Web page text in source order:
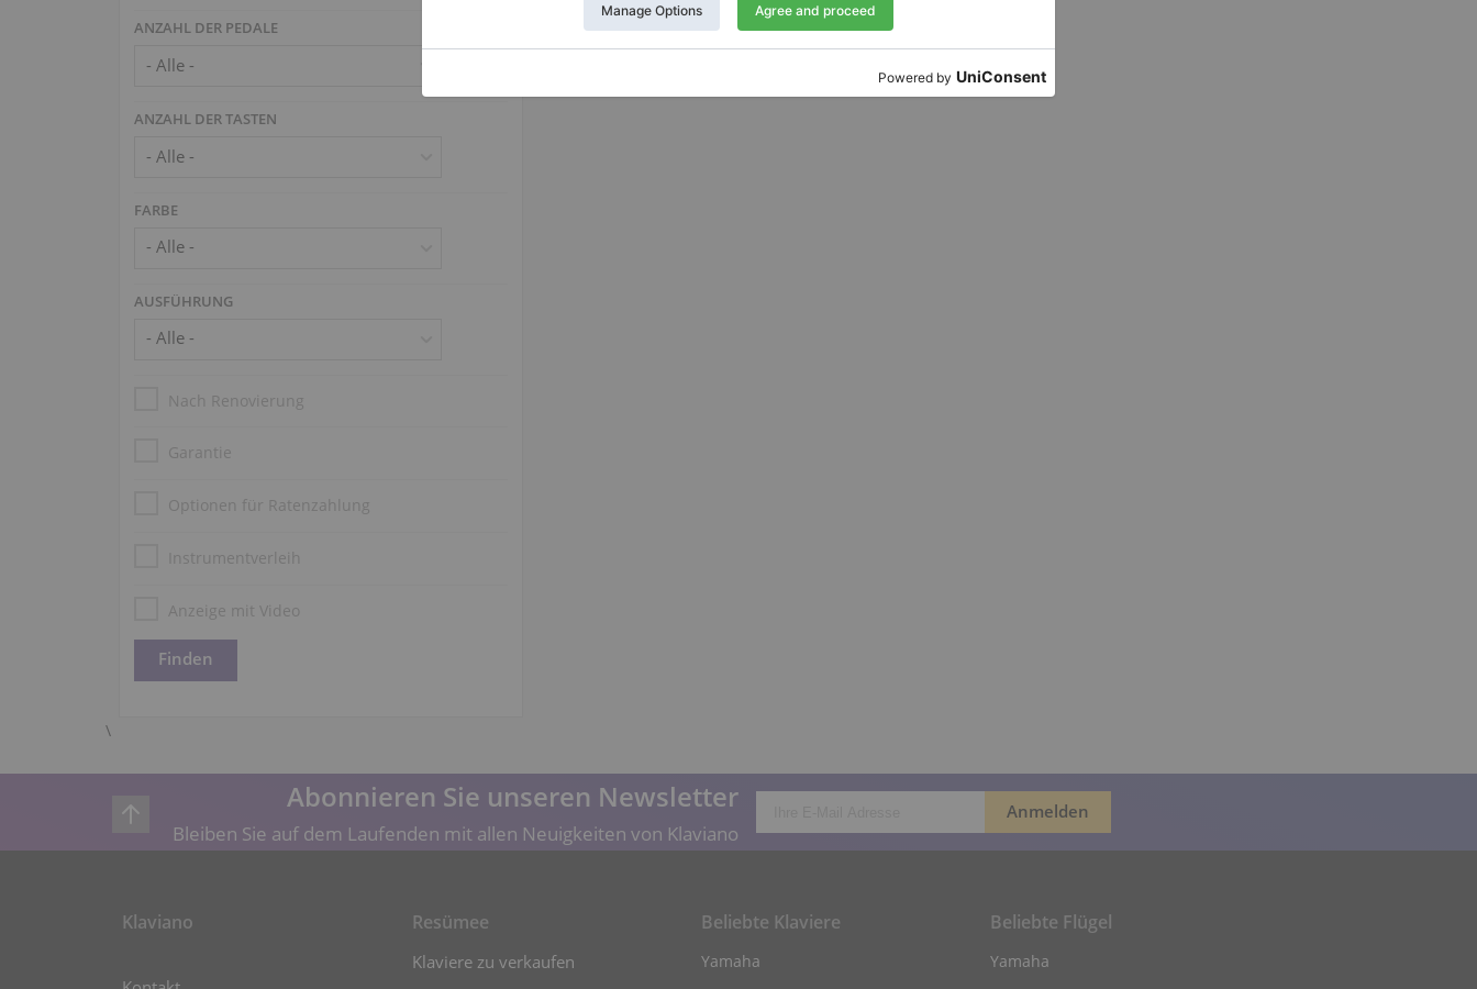
ANZAHL DER PEDALE
ANZAHL DER TASTEN
FARBE
AUSFÜHRUNG
Nach Renovierung
Garantie
Optionen für Ratenzahlung
Instrumentverleih
Anzeige mit Video
\
Abonnieren Sie unseren Newsletter
Bleiben Sie auf dem Laufenden mit allen Neuigkeiten von Klaviano
Klaviano Resümee
Klaviere zu verkaufen
Beliebte Klaviere
Yamaha
Beliebte Flügel
Yamaha